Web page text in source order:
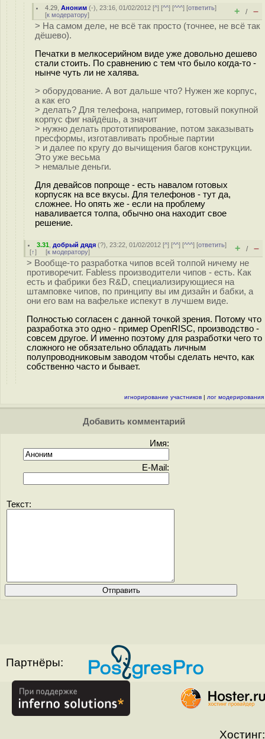
4.29 ,Аноним (-), 23:16, 01/02/2012 [^] [^^] [^^^] [ответить]
[к модератору] + / –
> На самом деле, не всё так просто (точнее, не всё так
дёшево).
Печатки в мелкосерийном виде уже довольно дешево
стали стоить. По сравнению с тем что было когда-то -
нынче чуть ли не халява.
> оборудование. А вот дальше что? Нужен же корпус,
а как его
> делать? Для телефона, например, готовый покупной
корпус фиг найдёшь, а значит
> нужно делать прототипирование, потом заказывать
пресформы, изготавливать пробные партии
> и далее по кругу до вычищения багов конструкции.
Это уже весьма
> немалые деньги.
Для девайсов попроще - есть навалом готовых
корпусяк на все вкусы. Для телефонов - тут да,
сложнее. Но опять же - если на проблему
наваливается толпа, обычно она находит свое
решение.
3.31 добрый дядя (?), 23:22, 01/02/2012 [^] [^^] [^^^] [ответить]
[↑] [к модератору] + / –
> Вообще-то разработка чипов всей толпой ничему не
противоречит. Fabless производители чипов - есть. Как
есть и фабрики без R&D, специализирующиеся на
штамповке чипов, по принципу вы им дизайн и бабки, а
они его вам на вафельке испекут в лучшем виде.
Полностью согласен с данной точкой зрения. Потому что
разработка это одно - пример OpenRISC, производство -
совсем другое. И именно поэтому для разработки чего то
сложного не обязательно обладать личным
полупроводниковым заводом чтобы сделать нечто, как
собственно часто и бывает.
игнорирование участников | лог модерирования
Добавить комментарий
Имя:
E-Mail:
Текст:
Партнёры:
Хостинг: